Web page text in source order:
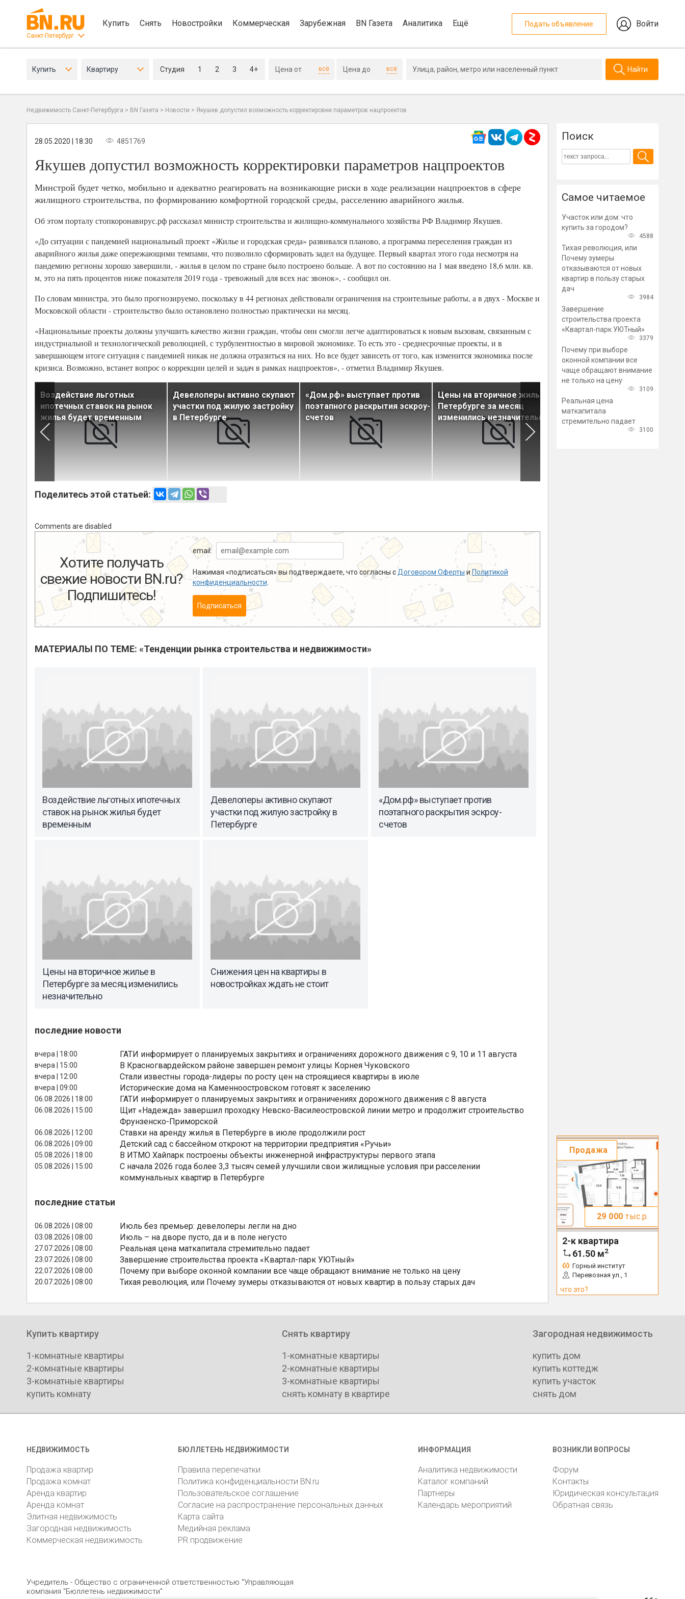
Санкт-Петербург
Купить Снять Новостройки Коммерческая Зарубежная BN Газета Аналитика Ещё Подать объявление Войти
Купить Квартиру Студия 1 2 3 4+ всё всё Найти
Недвижимость Санкт-Петербурга > BN Газета > Новости > Якушев допустил возможность корректировки параметров нацпроектов
28.05.2020 | 18:30 4851769
Якушев допустил возможность корректировки параметров нацпроектов
Минстрой будет четко, мобильно и адекватно реагировать на возникающие риски в ходе реализации нацпроектов в сфере
жилищного строительства, по формированию комфортной городской среды, расселению аварийного жилья.
Об этом порталу стопкоронавирус.рф рассказал министр строительства и жилищно-коммунального хозяйства РФ Владимир Якушев.
«До ситуации с пандемией национальный проект «Жилье и городская среда» развивался планово, а программа переселения граждан из
аварийного жилья даже опережающими темпами, что позволило сформировать задел на будущее. Первый квартал этого года несмотря на
пандемию регионы хорошо завершили, - жилья в целом по стране было построено больше. А вот по состоянию на 1 мая введено 18,6 млн. кв.
м, это на пять процентов ниже показателя 2019 года - тревожный для всех нас звонок», - сообщил он.
По словам министра, это было прогнозируемо, поскольку в 44 регионах действовали ограничения на строительные работы, а в двух - Москве и
Московской области - строительство было остановлено полностью практически на месяц.
«Национальные проекты должны улучшить качество жизни граждан, чтобы они смогли легче адаптироваться к новым вызовам, связанным с
индустриальной и технологической революцией, с турбулентностью в мировой экономике. То есть это - среднесрочные проекты, и в
завершающем итоге ситуация с пандемией никак не должна отразиться на них. Но все будет зависеть от того, как изменится экономика после
кризиса. Возможно, встанет вопрос о коррекции целей и задач в рамках нацпроектов», - отметил Владимир Якушев.
Воздействие льготных
ипотечных ставок на рынок
жилья будет временным
Девелоперы активно скупают
участки под жилую застройку
в Петербурге
«Дом.рф» выступает против
поэтапного раскрытия эскроу-
счетов
Цены на вторичное жилье в
Петербурге за месяц
изменились незначительно
новостройках ждать не
Поделитесь этой статьей:
Comments are disabled
Хотите получать
свежие новости BN.ru?
Подпишитесь!
email:
Нажимая «подписаться» вы подтверждаете, что согласны с Договором Оферты и Политикой
конфиденциальности
Подписаться
МАТЕРИАЛЫ ПО ТЕМЕ: «Тенденции рынка строительства и недвижимости»
Воздействие льготных ипотечных
ставок на рынок жилья будет
временным
Девелоперы активно скупают
участки под жилую застройку в
Петербурге
«Дом.рф» выступает против
поэтапного раскрытия эскроу-
счетов
Цены на вторичное жилье в
Петербурге за месяц изменились
незначительно
Снижения цен на квартиры в
новостройках ждать не стоит
последние новости
вчера | 18:00 ГАТИ информирует о планируемых закрытиях и ограничениях дорожного движения с 9, 10 и 11 августа
вчера | 15:00 В Красногвардейском районе завершен ремонт улицы Корнея Чуковского
вчера | 12:00 Стали известны города-лидеры по росту цен на строящиеся квартиры в июле
вчера | 09:00 Исторические дома на Каменноостровском готовят к заселению
06.08.2026 | 18:00 ГАТИ информирует о планируемых закрытиях и ограничениях дорожного движения с 8 августа
06.08.2026 | 15:00
Щит «Надежда» завершил проходку Невско-Василеостровской линии метро и продолжит строительство
Фрунзенско-Приморской
06.08.2026 | 12:00 Ставки на аренду жилья в Петербурге в июле продолжили рост
06.08.2026 | 09:00 Детский сад с бассейном откроют на территории предприятия «Ручьи»
05.08.2026 | 18:00 В ИТМО Хайпарк построены объекты инженерной инфраструктуры первого этапа
05.08.2026 | 15:00
С начала 2026 года более 3,3 тысяч семей улучшили свои жилищные условия при расселении
коммунальных квартир в Петербурге
последние статьи
06.08.2026 | 08:00 Июль без премьер: девелоперы легли на дно
03.08.2026 | 08:00 Июль – на дворе пусто, да и в поле негусто
27.07.2026 | 08:00 Реальная цена маткапитала стремительно падает
23.07.2026 | 08:00 Завершение строительства проекта «Квартал-парк УЮТный»
22.07.2026 | 08:00 Почему при выборе оконной компании все чаще обращают внимание не только на цену
20.07.2026 | 08:00 Тихая революция, или Почему зумеры отказываются от новых квартир в пользу старых дач
Поиск
Самое читаемое
Участок или дом: что
купить за городом?
4588
Тихая революция, или
Почему зумеры
отказываются от новых
квартир в пользу старых
дач
3984
Завершение
строительства проекта
«Квартал-парк УЮТный»
3379
Почему при выборе
оконной компании все
чаще обращают внимание
не только на цену
3109
Реальная цена
маткапитала
стремительно падает
3100
Продажа
29 000 тыс.р.
2-к квартира
61.50 м2
Горный институт
Перевозная ул., 1
что это?
Купить квартиру
1-комнатные квартиры
2-комнатные квартиры
3-комнатные квартиры
купить комнату
Снять квартиру
1-комнатные квартиры
2-комнатные квартиры
3-комнатные квартиры
снять комнату в квартире
Загородная недвижимость
купить дом
купить коттедж
купить участок
снять дом
НЕДВИЖИМОСТЬ
Продажа квартир
Продажа комнат
Аренда квартир
Аренда комнат
Элитная недвижимость
Загородная недвижимость
Коммерческая недвижимость
БЮЛЛЕТЕНЬ НЕДВИЖИМОСТИ
Правила перепечатки
Политика конфиденциальности BN.ru
Пользовательское соглашение
Согласие на распространение персональных данных
Карта сайта
Медийная реклама
PR продвижение
ИНФОРМАЦИЯ
Аналитика недвижимости
Каталог компаний
Партнеры
Календарь мероприятий
ВОЗНИКЛИ ВОПРОСЫ
Форум
Контакты
Юридическая консультация
Обратная связь
Учредитель - Общество с ограниченной ответственностью "Управляющая
компания "Бюллетень недвижимости"